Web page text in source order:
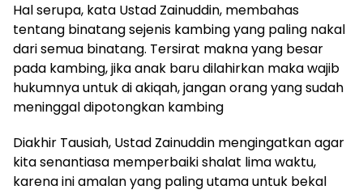
Hal serupa, kata Ustad Zainuddin, membahas
tentang binatang sejenis kambing yang paling nakal
dari semua binatang. Tersirat makna yang besar
pada kambing, jika anak baru dilahirkan maka wajib
hukumnya untuk di akiqah, jangan orang yang sudah
meninggal dipotongkan kambing
Diakhir Tausiah, Ustad Zainuddin mengingatkan agar
kita senantiasa memperbaiki shalat lima waktu,
karena ini amalan yang paling utama untuk bekal